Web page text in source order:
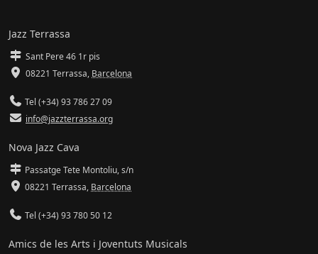
Jazz Terrassa
Sant Pere 46 1r pis
08221 Terrassa, Barcelona
Tel (+34) 93 786 27 09
info@jazzterrassa.org
Nova Jazz Cava
Passatge Tete Montoliu, s/n
08221 Terrassa, Barcelona
Tel (+34) 93 780 50 12
Amics de les Arts i Joventuts Musicals